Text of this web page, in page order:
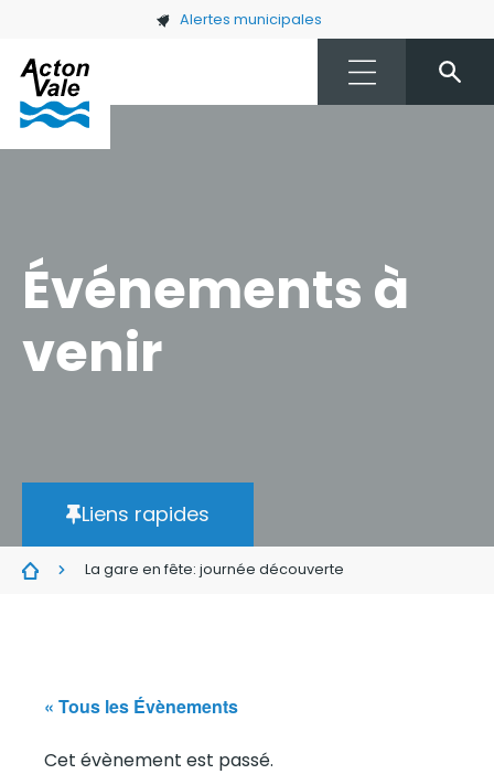
Skip to main content Alertes municipales
Événements à
venir
Liens rapides
La gare en fête: journée découverte
« Tous les Évènements
Cet évènement est passé.